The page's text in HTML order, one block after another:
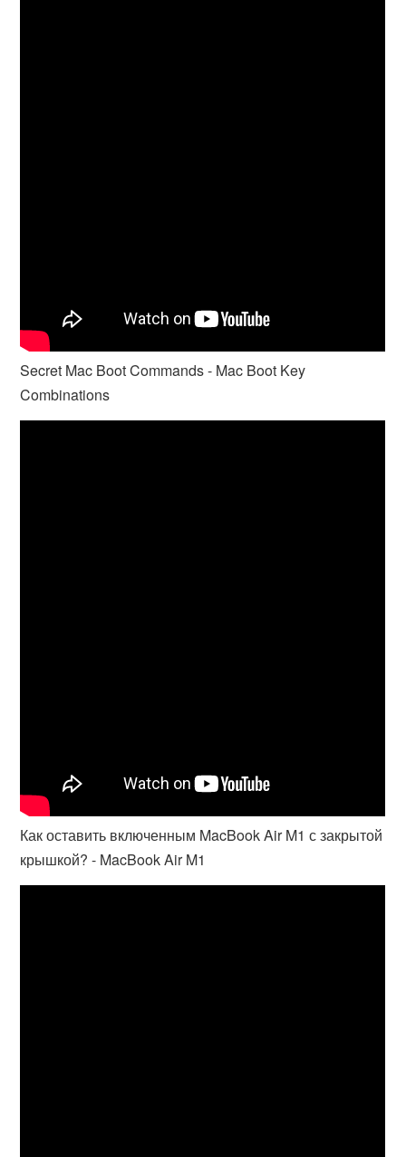
Secret Mac Boot Commands - Mac Boot Key
Combinations
Как оставить включенным MacBook Air M1 с закрытой
крышкой? - MacBook Air M1